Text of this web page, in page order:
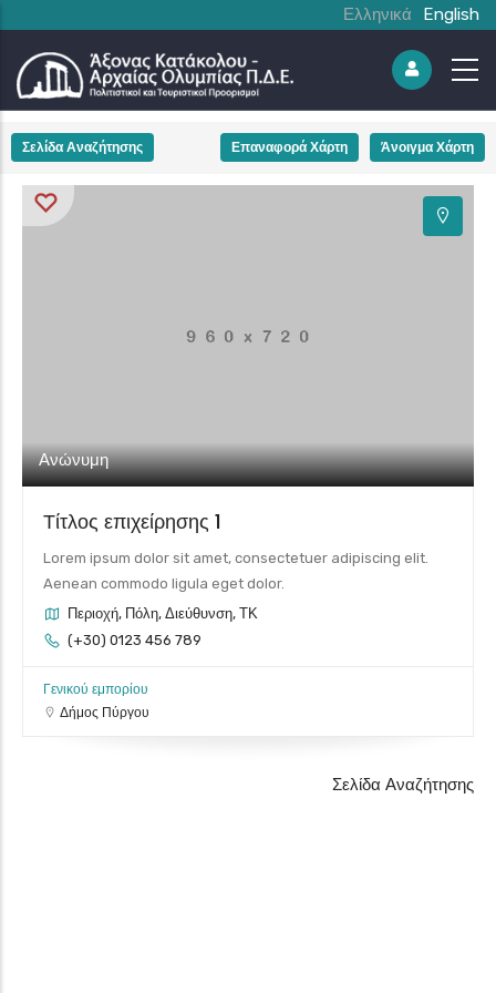
Ελληνικά English
Σελίδα Αναζήτησης Επαναφορά Χάρτη Άνοιγμα Χάρτη
Ανώνυμη
Τίτλος επιχείρησης 1
Lorem ipsum dolor sit amet, consectetuer adipiscing elit.
Aenean commodo ligula eget dolor.
Περιοχή, Πόλη, Διεύθυνση, ΤΚ
(+30) 0123 456 789
Γενικού εμπορίου
Δήμος Πύργου
Σελίδα Αναζήτησης
+